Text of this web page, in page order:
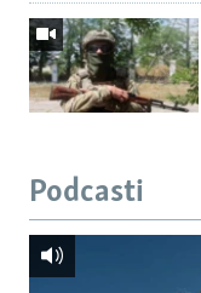
Podcasti